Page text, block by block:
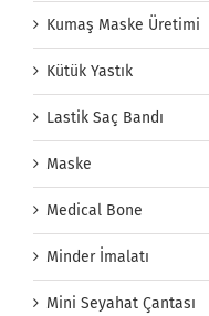
Kumaş Maske Üretimi
Kütük Yastık
Lastik Saç Bandı
Maske
Medical Bone
Minder İmalatı
Mini Seyahat Çantası